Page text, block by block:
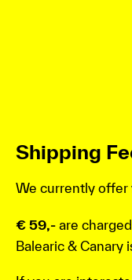
Shipping
We currently offer
€ 59,- are
Balearic & Canary